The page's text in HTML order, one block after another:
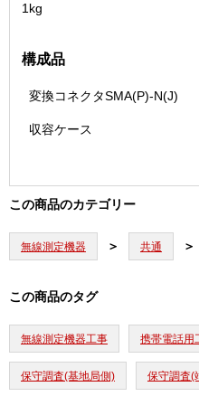
1kg
構成品
変換コネクタSMA(P)-N(J)
収容ケース
この商品のカテゴリー
無線測定機器 共通
この商品のタグ
無線測定機器工事 携帯電話用
保守調査(基地局側) 保守調査(